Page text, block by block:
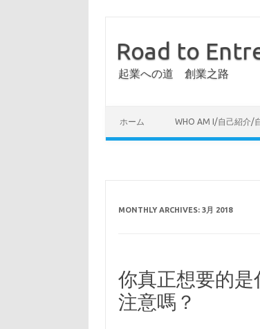
Road to
起業への道 創業之路
ホーム WHO AM I/自己紹介/
MONTHLY ARCHIVES:3月 2018
你真正想要的
注意嗎？